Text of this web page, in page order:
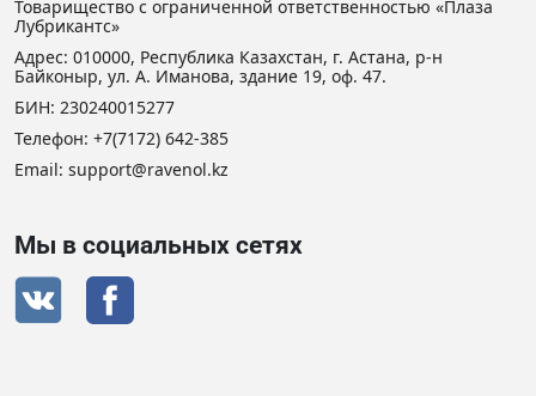
Товарищество с ограниченной ответственностью «Плаза
Лубрикантс»
Адрес: 010000, Республика Казахстан, г. Астана, р-н
Байконыр, ул. А. Иманова, здание 19, оф. 47.
БИН: 230240015277
Телефон: +7(7172) 642-385
Email: support@ravenol.kz
Мы в социальных сетях